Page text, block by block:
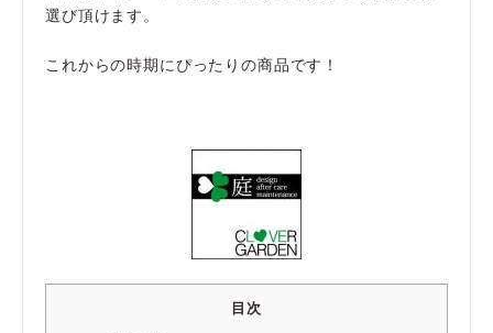
選び頂けます。
これからの時期にぴったりの商品です！
目次